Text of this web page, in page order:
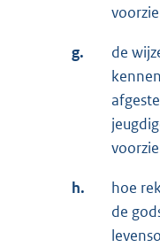
g.
de
h.
hoe
de